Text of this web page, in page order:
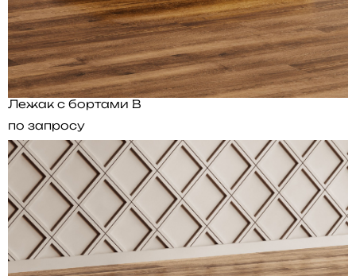
Лежак с бортами B
по запросу